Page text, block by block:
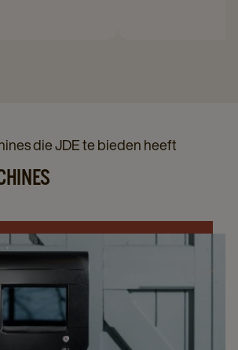
die JDE te bieden heeft